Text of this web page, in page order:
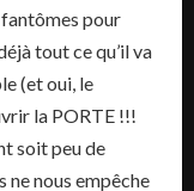
pour
tout ce qu’il va
(et oui, le
la PORTE !!!
soit peu de
ne nous empêche